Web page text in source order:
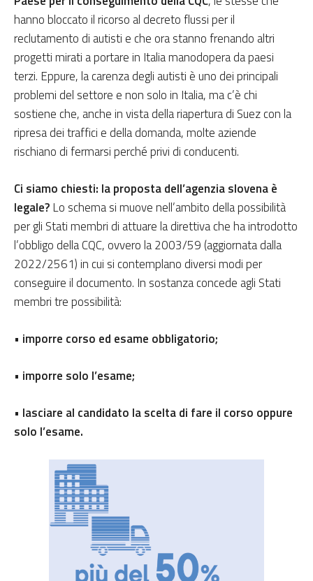
hanno bloccato il ricorso al decreto flussi per il
reclutamento di autisti e che ora stanno frenando altri
progetti mirati a portare in Italia manodopera da paesi
terzi. Eppure, la carenza degli autisti è uno dei principali
problemi del settore e non solo in Italia, ma c’è chi
sostiene che, anche in vista della riapertura di Suez con la
ripresa dei traffici e della domanda, molte aziende
rischiano di fermarsi perché privi di conducenti.
Ci siamo chiesti: la proposta dell’agenzia slovena è
legale?Lo schema si muove nell’ambito della possibilità
per gli Stati membri di attuare la direttiva che ha introdotto
l’obbligo della CQC, ovvero la 2003/59 (aggiornata dalla
2022/2561) in cui si contemplano diversi modi per
conseguire il documento. In sostanza concede agli Stati
membri tre possibilità:
• imporre corso ed esame obbligatorio;
• imporre solo l’esame;
• lasciare al candidato la scelta di fare il corso oppure
solo l’esame.